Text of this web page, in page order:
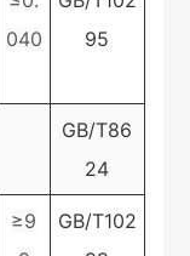
040
95
GB/T86
24
≥9
GB/T102